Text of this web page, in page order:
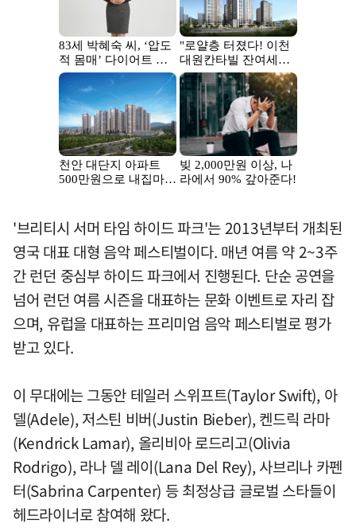
'브리티시 서머 타임 하이드 파크'는 2013년부터 개최된
영국 대표 대형 음악 페스티벌이다. 매년 여름 약 2~3주
간 런던 중심부 하이드 파크에서 진행된다. 단순 공연을
넘어 런던 여름 시즌을 대표하는 문화 이벤트로 자리 잡
으며, 유럽을 대표하는 프리미엄 음악 페스티벌로 평가
받고 있다.
이 무대에는 그동안 테일러 스위프트(Taylor Swift), 아
델(Adele), 저스틴 비버(Justin Bieber), 켄드릭 라마
(Kendrick Lamar), 올리비아 로드리고(Olivia
Rodrigo), 라나 델 레이(Lana Del Rey), 사브리나 카펜
터(Sabrina Carpenter) 등 최정상급 글로벌 스타들이
헤드라이너로 참여해 왔다.